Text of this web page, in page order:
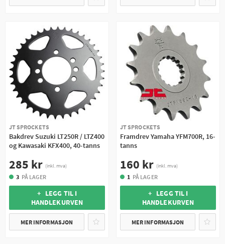
JT SPROCKETS
Bakdrev Suzuki LT250R / LTZ400
og Kawasaki KFX400, 40-tanns
285 kr (inkl. mva)
3 PÅ LAGER
+ LEGG TIL I
HANDLEKURVEN
MER INFORMASJON
JT SPROCKETS
Framdrev Yamaha YFM700R, 16-
tanns
160 kr (inkl. mva)
1 PÅ LAGER
+ LEGG TIL I
HANDLEKURVEN
MER INFORMASJON